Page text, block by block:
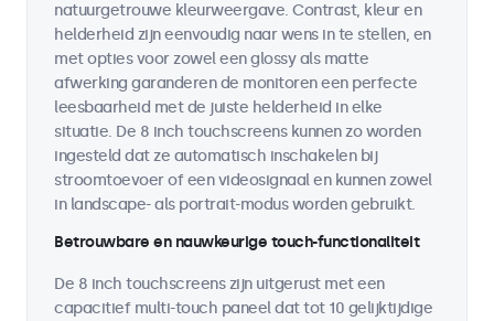
natuurgetrouwe kleurweergave. Contrast, kleur en
helderheid zijn eenvoudig naar wens in te stellen, en
met opties voor zowel een glossy als matte
afwerking garanderen de monitoren een perfecte
leesbaarheid met de juiste helderheid in elke
situatie. De 8 inch touchscreens kunnen zo worden
ingesteld dat ze automatisch inschakelen bij
stroomtoevoer of een videosignaal en kunnen zowel
in landscape- als portrait-modus worden gebruikt.
Betrouwbare en nauwkeurige touch-functionaliteit
De 8 inch touchscreens zijn uitgerust met een
capacitief multi-touch paneel dat tot 10 gelijktijdige